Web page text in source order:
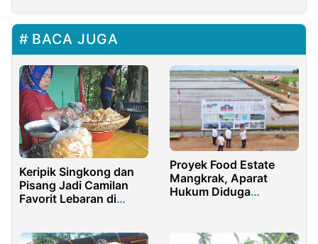
BACA JUGA
Keripik Singkong dan
Pisang Jadi Camilan
Favorit Lebaran di
Proyek Food Estate
Mangkrak, Aparat
Hukum Diduga